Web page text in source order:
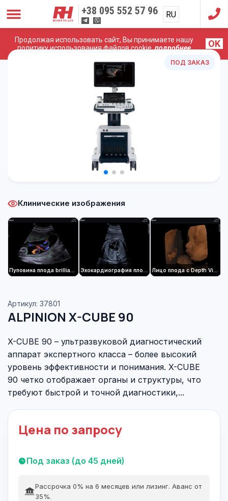
Продолжая использовать сайт, Вы принимаете нашу
политику использования файлов cookie,подробнее OK
+38 095 552 57 96 RU
UA
Главная/УЗИ Аппараты/Alpinion/ALPINION X-CUBE 90
ПОД ЗАКАЗ
Клинические изображения
Артикул: 37801
ALPINION X-CUBE 90
X-CUBE 90 – ультразвуковой диагностический
аппарат экспертного класса – более высокий
уровень эффективности и понимания. X-CUBE
90 четко отображает органы и структуры, что
требуют быстрой и точной диагностики,...
Цена по запросу
Под заказ (до 45 дней)
Рассрочка 0% на 6 месяцев или лизинг. Аванс от
35%.